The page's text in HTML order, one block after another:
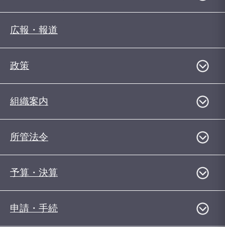
広報・報道
政策
組織案内
所管法令
予算・決算
申請・手続